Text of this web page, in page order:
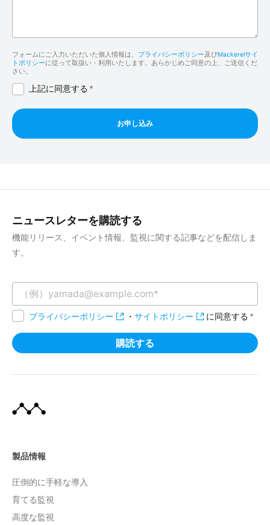
フォームにご入力いただいた個人情報は、 プライバシーポリシー及びMackerelサイ
トポリシーに従って取扱い・利用いたします。あらかじめご同意の上、ご送信くだ
さい。
上記に同意する *
ニュースレターを購読する
機能リリース、イベント情報、監視に関する記事などを配信しま
す。
プライバシーポリシー ・ サイトポリシー に同意する *
製品情報
圧倒的に手軽な導入
育てる監視
高度な監視